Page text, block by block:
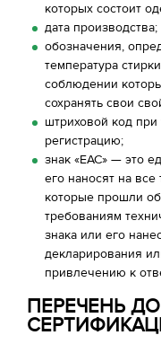
которых состоит
дата производства;
обозначения,
температура
соблюдении
сохранять свои
штриховой код при
регистрацию;
знак «ЕАС» — это
его наносят на
которые прошли
требованиям
знака или его
декларирования
привлечению к
ПЕРЕЧЕНЬ